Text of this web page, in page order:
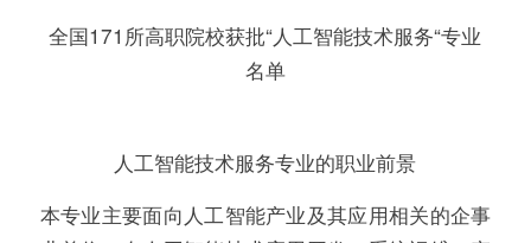
全国171所高职院校获批“人工智能技术服务“专业
名单
人工智能技术服务专业的职业前景
本专业主要面向人工智能产业及其应用相关的企事